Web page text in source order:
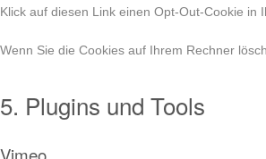
Klick auf diesen Link einen Opt-Out-Cookie in
Wenn Sie die Cookies auf Ihrem Rechner
5. Plugins und Tools